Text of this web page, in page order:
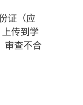
证（应
传到学
审查不合